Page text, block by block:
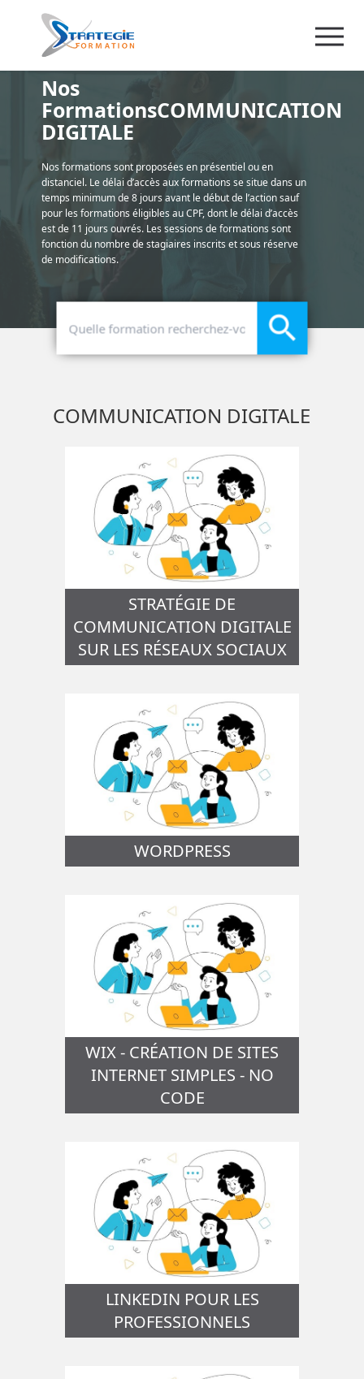
Nos
FormationsCOMMUNICATION
DIGITALE
Nos formations sont proposées en présentiel ou en
distanciel. Le délai d’accès aux formations se situe dans un
temps minimum de 8 jours avant le début de l’action sauf
pour les formations éligibles au CPF, dont le délai d’accès
est de 11 jours ouvrés. Les sessions de formations sont
fonction du nombre de stagiaires inscrits et sous réserve
de modifications.
search
COMMUNICATION DIGITALE
STRATÉGIE DE
COMMUNICATION DIGITALE
SUR LES RÉSEAUX SOCIAUX
WORDPRESS
WIX - CRÉATION DE SITES
INTERNET SIMPLES - NO
CODE
LINKEDIN POUR LES
PROFESSIONNELS